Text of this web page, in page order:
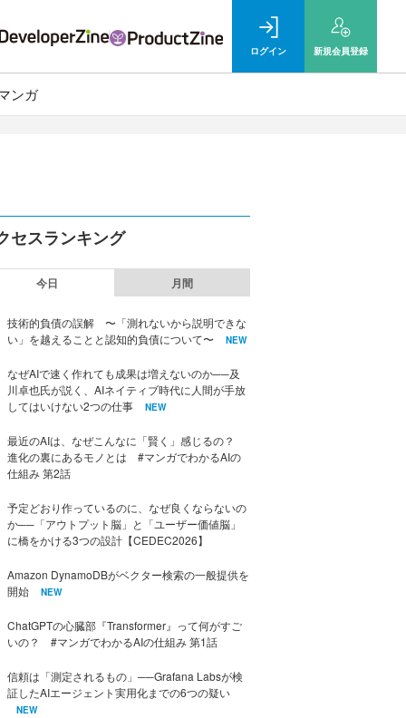
ログイン 新規会員登録
ンガ
セスランキング
今日 月間
技術的負債の誤解 〜「測れないから説明できな
い」を越えることと認知的負債について〜
NEW
なぜAIで速く作れても成果は増えないのか──及
川卓也氏が説く、AIネイティブ時代に人間が手放
してはいけない2つの仕事
NEW
最近のAIは、なぜこんなに「賢く」感じるの？
進化の裏にあるモノとは #マンガでわかるAIの
仕組み 第2話
予定どおり作っているのに、なぜ良くならないの
か──「アウトプット脳」と「ユーザー価値脳」
に橋をかける3つの設計【CEDEC2026】
Amazon DynamoDBがベクター検索の一般提供を
開始
NEW
ChatGPTの心臓部『Transformer』って何がすご
いの？ #マンガでわかるAIの仕組み 第1話
信頼は「測定されるもの」──Grafana Labsが検
証したAIエージェント実用化までの6つの疑い
NEW